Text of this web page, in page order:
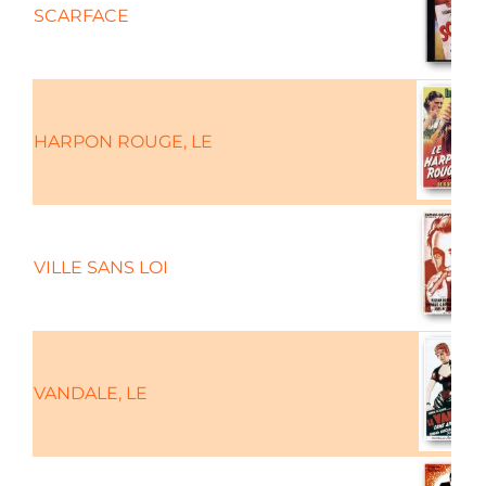
SCARFACE
HARPON ROUGE, LE
VILLE SANS LOI
VANDALE, LE